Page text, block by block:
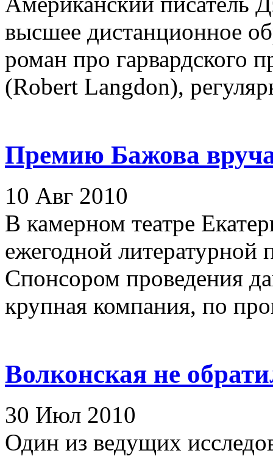
высшее дистанционное
роман про гарвардского
(Robert Langdon),
Премию Бажова
10 Авг 2010
В камерном театре
ежегодной
Спонсором проведения
крупная компания, по
Волконская не
30 Июл 2010
Один из ведущих